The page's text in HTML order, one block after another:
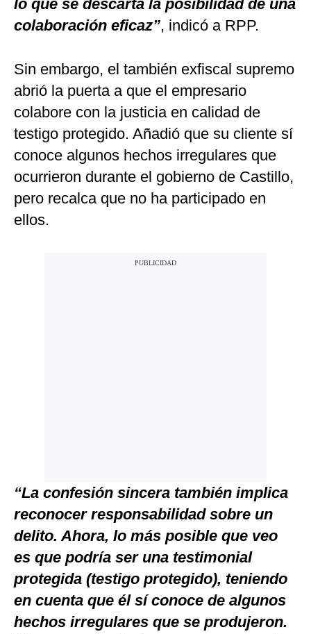
lo que se descarta la posibilidad de una
colaboración eficaz”, indicó a RPP.
Sin embargo, el también exfiscal supremo
abrió la puerta a que el empresario
colabore con la justicia en calidad de
testigo protegido. Añadió que su cliente sí
conoce algunos hechos irregulares que
ocurrieron durante el gobierno de Castillo,
pero recalca que no ha participado en
ellos.
“La confesión sincera también implica
reconocer responsabilidad sobre un
delito. Ahora, lo más posible que veo
es que podría ser una testimonial
protegida (testigo protegido), teniendo
en cuenta que él sí conoce de algunos
hechos irregulares que se produjeron.